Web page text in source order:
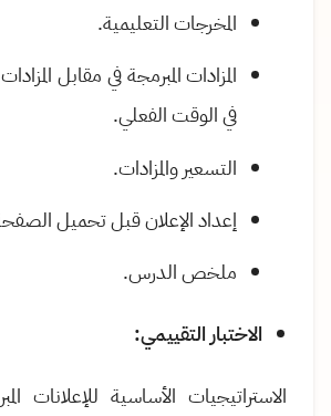
المخرجات التعليمية.
المزادات المبرمجة في مقابل
في الوقت الفعلي.
التسعير والمزادات.
إعداد الإعلان قبل تحميل
ملخص الدرس.
الاختبار التقييمي:
الاستراتيجيات الأساسية للإعلانات